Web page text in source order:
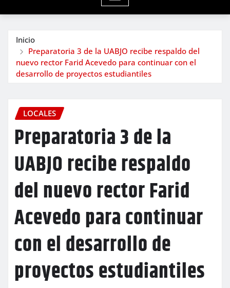
Inicio
Preparatoria 3 de la UABJO recibe respaldo del
nuevo rector Farid Acevedo para continuar con el
desarrollo de proyectos estudiantiles
LOCALES
Preparatoria 3 de la
UABJO recibe respaldo
del nuevo rector Farid
Acevedo para continuar
con el desarrollo de
proyectos estudiantiles